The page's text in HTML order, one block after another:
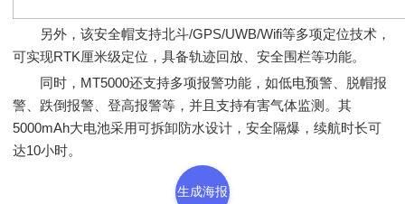
另外，该安全帽支持北斗/GPS/UWB/Wifi等多项定位技术，
可实现RTK厘米级定位，具备轨迹回放、安全围栏等功能。
同时，MT5000还支持多项报警功能，如低电预警、脱帽报
警、跌倒报警、登高报警等，并且支持有害气体监测。其
5000mAh大电池采用可拆卸防水设计，安全隔爆，续航时长可
达10小时。
生成海报